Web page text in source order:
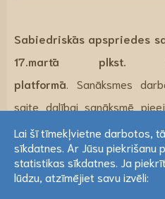
Lai šī tīmekļvietne darbotos,
sīkdatnes. Ar Jūsu piekrišanu
Sabiedriskās apspriedes
17.martā plkst.
platformā . Sanāksmes
saite dalībai sanāksmē
webinar Latvia | Central
atvērta lidz 16.marta plkst.
Aicinām izteikt savu
Lai šī tīmekļvietne darbotos,
sīkdatnes. Ar Jūsu piekrišanu
statistikas sīkdatnes. Ja
lūdzu, atzīmējiet savu izvēli: